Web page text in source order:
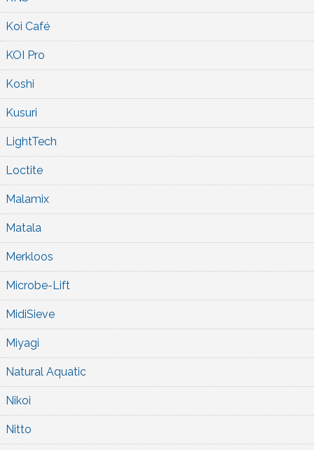
Koi Café
KOI Pro
Koshi
Kusuri
LightTech
Loctite
Malamix
Matala
Merkloos
Microbe-Lift
MidiSieve
Miyagi
Natural Aquatic
Nikoi
Nitto